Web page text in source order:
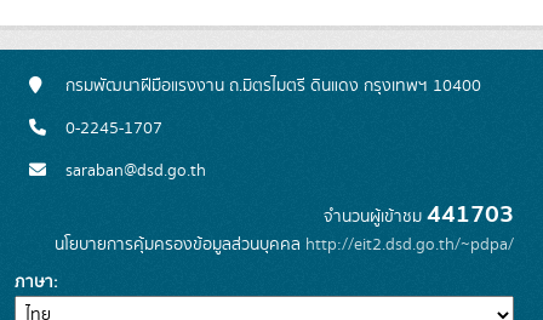
กรมพัฒนาฝีมือแรงงาน ถ.มิตรไมตรี ดินแดง กรุงเทพฯ 10400
0-2245-1707
saraban@dsd.go.th
จำนวนผู้เข้าชม 441703
นโยบายการคุ้มครองข้อมูลส่วนบุคคล http://eit2.dsd.go.th/~pdpa/
ภาษา